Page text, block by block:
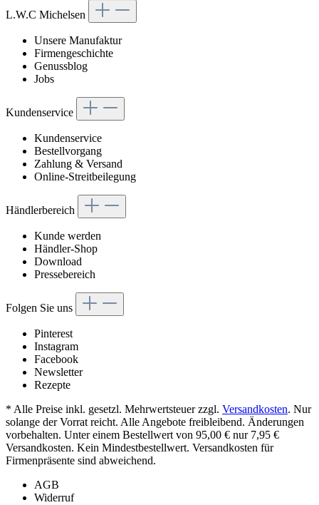
L.W.C Michelsen
Unsere Manufaktur
Firmengeschichte
Genussblog
Jobs
Kundenservice
Kundenservice
Bestellvorgang
Zahlung & Versand
Online-Streitbeilegung
Händlerbereich
Kunde werden
Händler-Shop
Download
Pressebereich
Folgen Sie uns
Pinterest
Instagram
Facebook
Newsletter
Rezepte
* Alle Preise inkl. gesetzl. Mehrwertsteuer zzgl. Versandkosten. Nur
solange der Vorrat reicht. Alle Angebote freibleibend. Änderungen
vorbehalten. Unter einem Bestellwert von 95,00 € nur 7,95 €
Versandkosten. Kein Mindestbestellwert. Versandkosten für
Firmenpräsente sind abweichend.
AGB
Widerruf